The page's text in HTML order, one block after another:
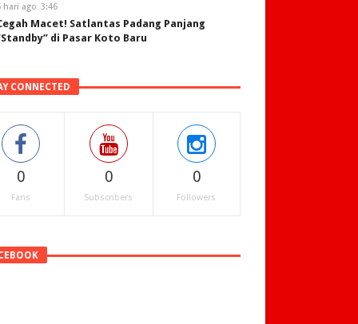
hari ago 3:46
Macet! Satlantas Padang Panjang
di Pasar Koto Baru
CONNECTED
0
Fans
0
Subscribers
0
Followers